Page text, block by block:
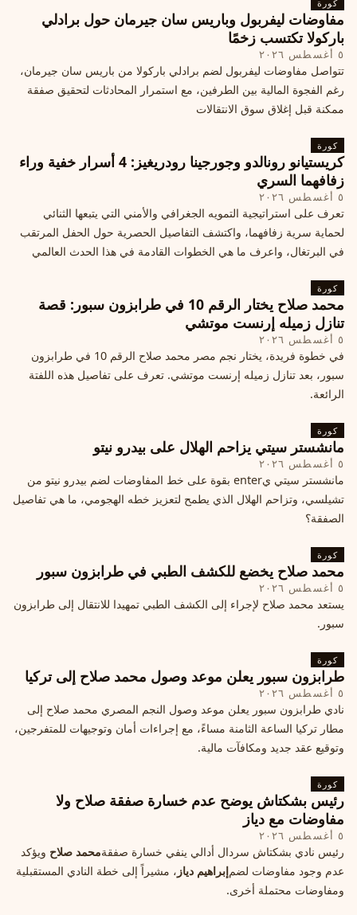
كورة
مفاوضات ليفربول وباريس سان جيرمان حول برادلي
باركولا تكتسب زخمًا
٥ أغسطس ٢٠٢٦
تتواصل مفاوضات ليفربول لضم برادلي باركولا من باريس سان جيرمان،
رغم الفجوة المالية بين الطرفين، مع استمرار المحادثات لتحقيق صفقة
ممكنة قبل إغلاق سوق الانتقالات
كورة
كريستيانو رونالدو وجورجينا رودريغيز: 4 أسرار خفية وراء
زفافهما السري
٥ أغسطس ٢٠٢٦
تعرف على استراتيجية التمويه الجغرافي والأمني التي يتبعها الثنائي
لحماية سرية زفافهما، واكتشف التفاصيل الحصرية حول الحفل المرتقب
في البرتغال، واعرف ما هي الخطوات القادمة في هذا الحدث العالمي
كورة
محمد صلاح يختار الرقم 10 في طرابزون سبور: قصة
تنازل زميله إرنست موتشي
٥ أغسطس ٢٠٢٦
في خطوة فريدة، يختار نجم مصر محمد صلاح الرقم 10 في طرابزون
سبور، بعد تنازل زميله إرنست موتشي. تعرف على تفاصيل هذه اللفتة
الرائعة.
كورة
مانشستر سيتي يزاحم الهلال على بيدرو نيتو
٥ أغسطس ٢٠٢٦
مانشستر سيتي يenter بقوة على خط المفاوضات لضم بيدرو نيتو من
تشيلسي، وتزاحم الهلال الذي يطمح لتعزيز خطه الهجومي، ما هي تفاصيل
الصفقة؟
كورة
محمد صلاح يخضع للكشف الطبي في طرابزون سبور
٥ أغسطس ٢٠٢٦
يستعد محمد صلاح لإجراء إلى الكشف الطبي تمهيدا للانتقال إلى طرابزون
سبور.
كورة
طرابزون سبور يعلن موعد وصول محمد صلاح إلى تركيا
٥ أغسطس ٢٠٢٦
نادي طرابزون سبور يعلن موعد وصول النجم المصري محمد صلاح إلى
مطار تركيا الساعة الثامنة مساءً، مع إجراءات أمان وتوجيهات للمتفرجين،
وتوقيع عقد جديد ومكافآت مالية.
كورة
رئيس بشكتاش يوضح عدم خسارة صفقة صلاح ولا
مفاوضات مع دياز
٥ أغسطس ٢٠٢٦
رئيس نادي بشكتاش سردال أدالي ينفي خسارة صفقةمحمد صلاح ويؤكد
عدم وجود مفاوضات لضمإبراهيم دياز ، مشيراً إلى خطة النادي المستقبلية
ومفاوضات محتملة أخرى.